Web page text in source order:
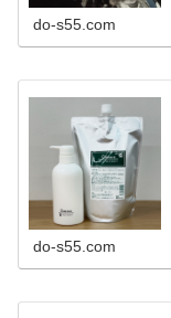
do-s55.com
do-s55.com